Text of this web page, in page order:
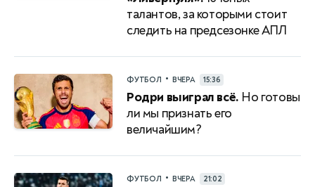
талантов, за которыми стоит
следить на предсезонке АПЛ
ФУТБОЛ • ВЧЕРА 15:36
Родри выиграл всё. Но готовы
ли мы признать его
величайшим?
ФУТБОЛ • ВЧЕРА 21:02